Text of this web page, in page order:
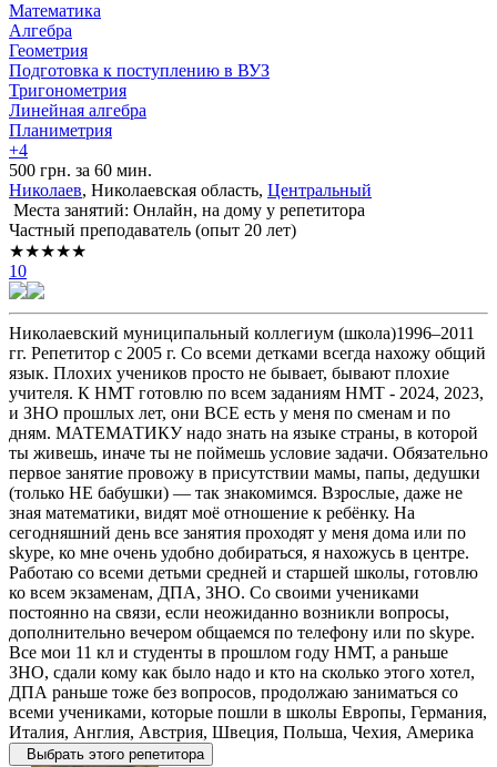
Математика
Алгебра
Геометрия
Подготовка к поступлению в ВУЗ
Тригонометрия
Линейная алгебра
Планиметрия
+4
500 грн. за 60 мин.
Николаев, Николаевская область, Центральный
Места занятий: Онлайн, на дому у репетитора
Частный преподаватель (опыт 20 лет)
★★★★★
10
Николаевский муниципальный коллегиум (школа)1996–2011
гг. Репетитор с 2005 г. Со всеми детками всегда нахожу общий
язык. Плохих учеников просто не бывает, бывают плохие
учителя. К НМТ готовлю по всем заданиям НМТ - 2024, 2023,
и ЗНО прошлых лет, они ВСЕ есть у меня по сменам и по
дням. МАТЕМАТИКУ надо знать на языке страны, в которой
ты живешь, иначе ты не поймешь условие задачи. Обязательно
первое занятие провожу в присутствии мамы, папы, дедушки
(только НЕ бабушки) — так знакомимся. Взрослые, даже не
зная математики, видят моё отношение к ребёнку. На
сегодняшний день все занятия проходят у меня дома или по
skype, ко мне очень удобно добираться, я нахожусь в центре.
Работаю со всеми детьми средней и старшей школы, готовлю
ко всем экзаменам, ДПА, ЗНО. Со своими учениками
постоянно на связи, если неожиданно возникли вопросы,
дополнительно вечером общаемся по телефону или по skype.
Все мои 11 кл и студенты в прошлом году НМТ, а раньше
ЗНО, сдали кому как было надо и кто на сколько этого хотел,
ДПА раньше тоже без вопросов, продолжаю заниматься со
всеми учениками, которые пошли в школы Европы, Германия,
Италия, Англия, Австрия, Швеция, Польша, Чехия, Америка
Выбрать этого репетитора